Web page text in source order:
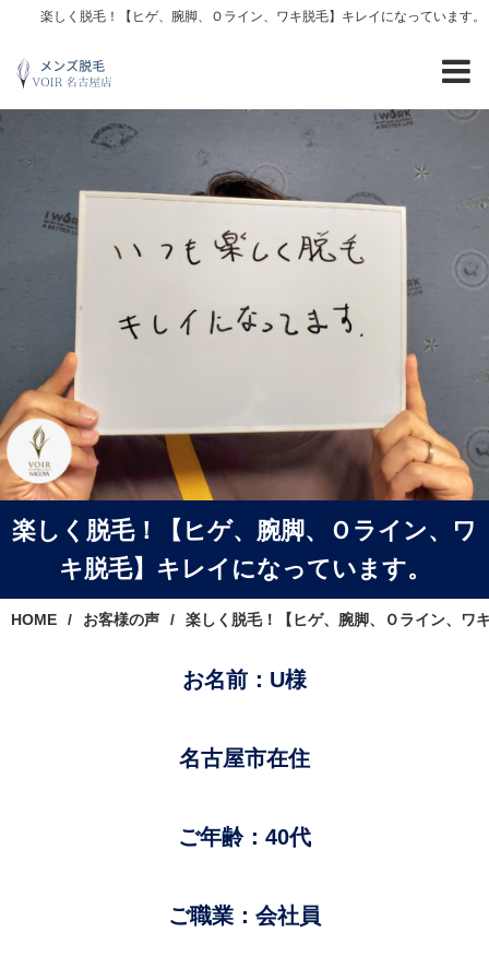
楽しく脱毛！【ヒゲ、腕脚、Ｏライン、ワキ脱毛】キレイになっています。
楽しく脱毛！【ヒゲ、腕脚、Ｏライン、ワ
キ脱毛】キレイになっています。
HOME お客様の声 楽しく脱毛！【ヒゲ、腕脚、Ｏライン、ワ
お名前：U様
名古屋市在住
ご年齢：40代
ご職業：会社員